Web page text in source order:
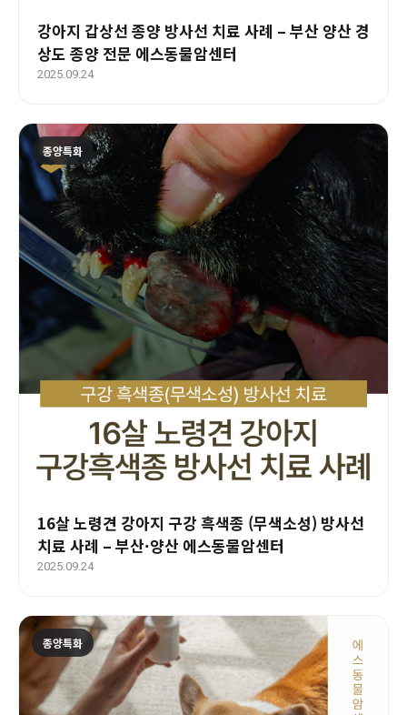
강아지 갑상선 종양 방사선 치료 사례 – 부산 양산 경
상도 종양 전문 에스동물암센터
2025.09.24
종양특화
16살 노령견 강아지 구강 흑색종 (무색소성) 방사선
치료 사례 – 부산·양산 에스동물암센터
2025.09.24
종양특화